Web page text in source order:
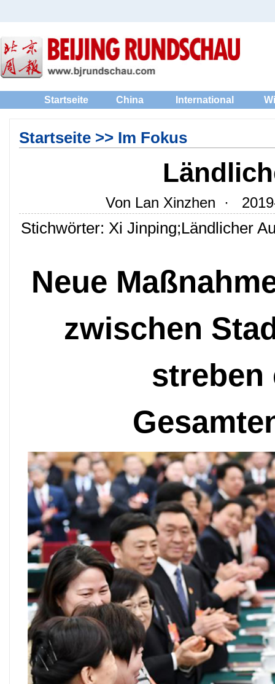
Startseite China International
Startseite>> Im Fokus
Von Lan Xinzhen ·
Stichwörter: Xi Jinping;Ländlicher
Neue
zwischen
streben